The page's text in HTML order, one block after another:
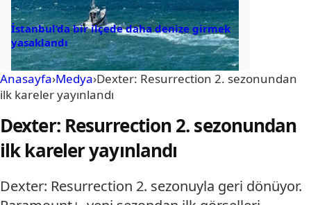
İstanbul’da bir ilçede daha denize girmek
yasaklandı
Anasayfa›Medya›Dexter: Resurrection 2. sezonundan
ilk kareler yayınlandı
Dexter: Resurrection 2. sezonundan
ilk kareler yayınlandı
Dexter: Resurrection 2. sezonuyla geri dönüyor.